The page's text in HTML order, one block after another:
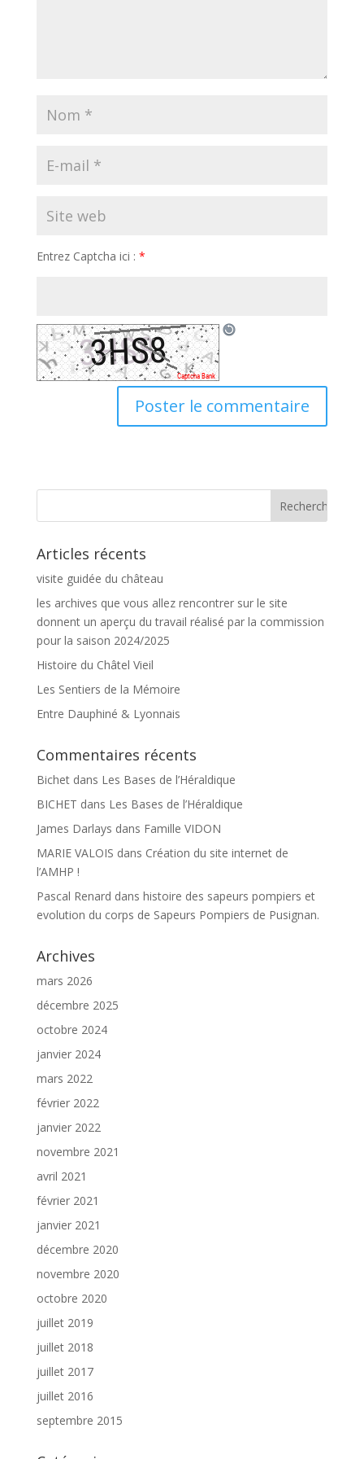
Entrez Captcha ici : *
Articles récents
visite guidée du château
les archives que vous allez rencontrer sur le site
donnent un aperçu du travail réalisé par la commission
pour la saison 2024/2025
Histoire du Châtel Vieil
Les Sentiers de la Mémoire
Entre Dauphiné & Lyonnais
Commentaires récents
Bichetdans Les Bases de l’Héraldique
BICHET dans Les Bases de l’Héraldique
James Darlays dans Famille VIDON
MARIE VALOIS dans Création du site internet de
l’AMHP !
Pascal Renard dans histoire des sapeurs pompiers et
evolution du corps de Sapeurs Pompiers de Pusignan.
Archives
mars 2026
décembre 2025
octobre 2024
janvier 2024
mars 2022
février 2022
janvier 2022
novembre 2021
avril 2021
février 2021
janvier 2021
décembre 2020
novembre 2020
octobre 2020
juillet 2019
juillet 2018
juillet 2017
juillet 2016
septembre 2015